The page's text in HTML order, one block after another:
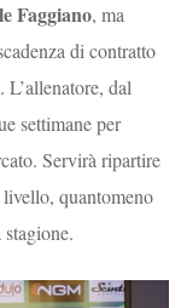
Faggiano, ma
di contratto
dal
settimane per
Servirà ripartire
quantomeno